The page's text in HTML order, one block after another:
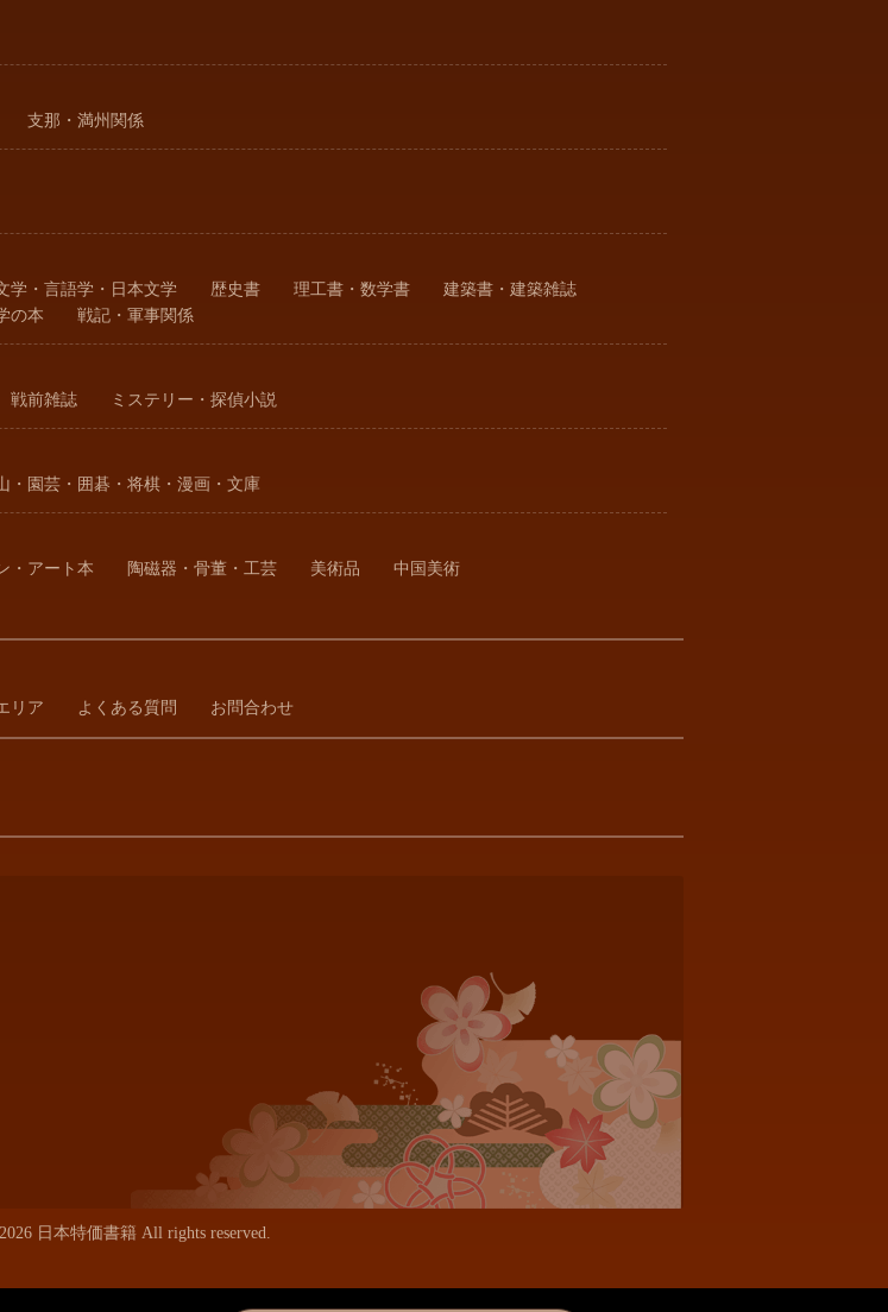
支那・満州関係
学・言語学・日本文学 歴史書 理工書・数学書
建築書・建築雑誌
の本 戦記・軍事関係
戦前雑誌 ミステリー・探偵小説
・園芸・囲碁・将棋・漫画・文庫
・アート本 陶磁器・骨董・工芸 美術品 中国美術
リア よくある質問 お問合わせ
日本特価書籍 All rights reserved.